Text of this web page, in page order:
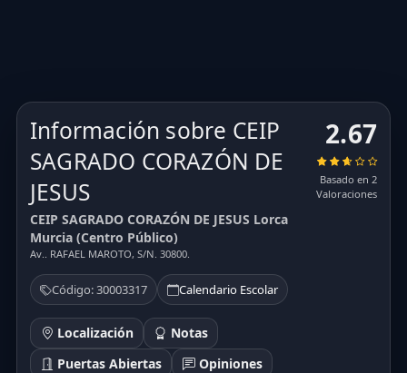
Información sobre CEIP
SAGRADO CORAZÓN DE
JESUS
CEIP SAGRADO CORAZÓN DE JESUS Lorca
Murcia (Centro Público)
Av.. RAFAEL MAROTO, S/N. 30800.
Código: 30003317 Calendario Escolar
Localización
Notas
Puertas Abiertas
Opiniones
2.67
Basado en 2
Valoraciones